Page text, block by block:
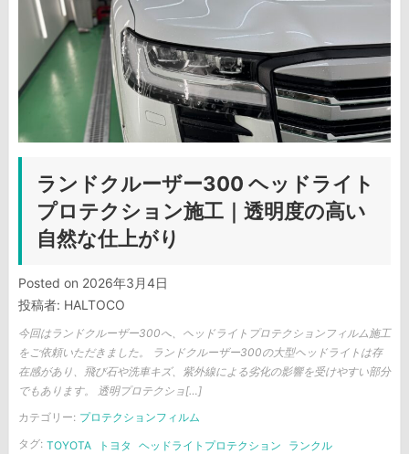
ランドクルーザー300 ヘッドライト
プロテクション施工｜透明度の高い
自然な仕上がり
Posted on 2026年3月4日
投稿者: HALTOCO
今回はランドクルーザー300へ、ヘッドライトプロテクションフィルム施工
をご依頼いただきました。 ランドクルーザー300の大型ヘッドライトは存
在感があり、飛び石や洗車キズ、紫外線による劣化の影響を受けやすい部分
でもあります。 透明プロテクショ[…]
カテゴリー: プロテクションフィルム
タグ: TOYOTA トヨタ ヘッドライトプロテクション
ランクル